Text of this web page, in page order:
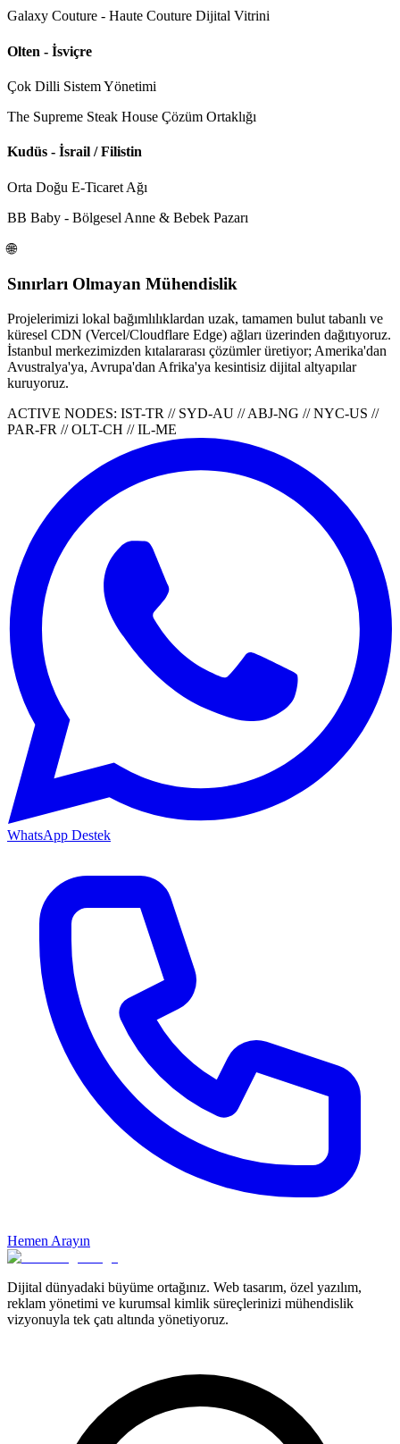
Galaxy Couture - Haute Couture Dijital Vitrini
Olten - İsviçre
Çok Dilli Sistem Yönetimi
The Supreme Steak House Çözüm Ortaklığı
Kudüs - İsrail / Filistin
Orta Doğu E-Ticaret Ağı
BB Baby - Bölgesel Anne & Bebek Pazarı
🌐
Sınırları Olmayan Mühendislik
Projelerimizi lokal bağımlılıklardan uzak, tamamen bulut tabanlı ve
küresel CDN (Vercel/Cloudflare Edge) ağları üzerinden dağıtıyoruz.
İstanbul merkezimizden kıtalararası çözümler üretiyor; Amerika'dan
Avustralya'ya, Avrupa'dan Afrika'ya kesintisiz dijital altyapılar
kuruyoruz.
ACTIVE NODES: IST-TR // SYD-AU // ABJ-NG // NYC-US //
PAR-FR // OLT-CH // IL-ME
WhatsApp Destek
Hemen Arayın
Dijital dünyadaki büyüme ortağınız. Web tasarım, özel yazılım,
reklam yönetimi ve kurumsal kimlik süreçlerinizi mühendislik
vizyonuyla tek çatı altında yönetiyoruz.